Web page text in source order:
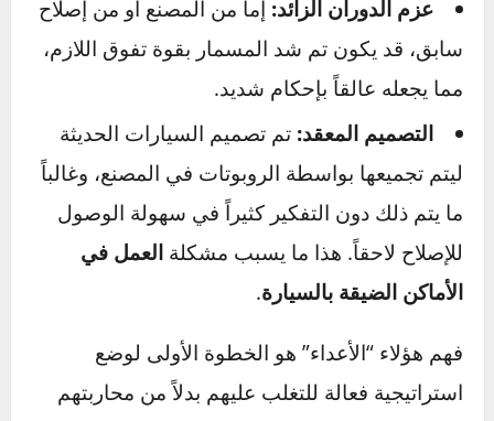
الدورة الحرارية:تتعرض أجزاء المحرك ونظام
العادم لدرجات حرارة شديدة ثم تبرد بشكل متكرر.
هذا التمدد والانكماش المستمر للمعادن يمكن أن
يؤدي إلى “لحامها” معاً بمرور الوقت.
عزم الدوران الزائد:إما من المصنع أو من إصلاح
سابق، قد يكون تم شد المسمار بقوة تفوق اللازم،
مما يجعله عالقاً بإحكام شديد.
التصميم المعقد:تم تصميم السيارات الحديثة
ليتم تجميعها بواسطة الروبوتات في المصنع، وغالباً